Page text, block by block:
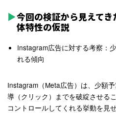
今回の検証から見えて
体特性の仮説
Instagram広告に対する考察：
れる傾向
Instagram（Meta広告）は、少額
導（クリック）までを破綻させる
コントロールしてくれる挙動を見せ